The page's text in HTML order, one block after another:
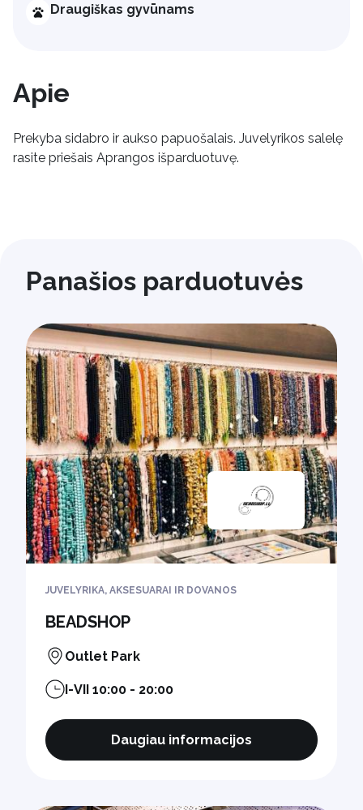
Draugiškas gyvūnams
Apie
Prekyba sidabro ir aukso papuošalais. Juvelyrikos salelę
rasite priešais Aprangos išparduotuvę.
Panašios parduotuvės
JUVELYRIKA, AKSESUARAI IR DOVANOS
BEADSHOP
Outlet Park
I-VII 10:00 - 20:00
Daugiau informacijos